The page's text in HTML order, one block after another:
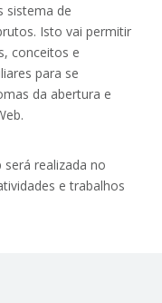
sistema de
Isto vai permitir
conceitos e
para se
da abertura e
realizada no
e trabalhos